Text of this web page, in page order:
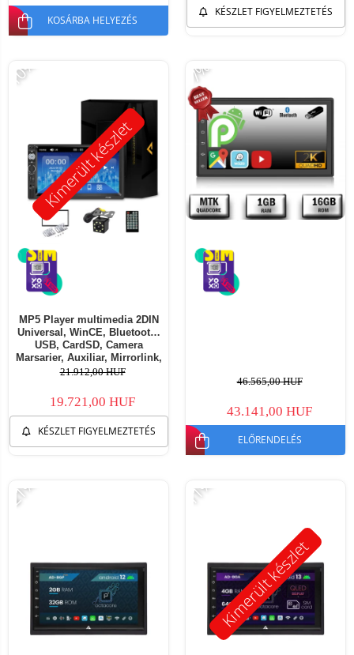
KOSÁRBA HELYEZÉS
KÉSZLET FIGYELMEZTETÉS
Kimerült készlet
-10%
MP5 Player multimedia 2DIN
Universal, WinCE, Bluetooth,
USB, CardSD, Camera
Marsarier, Auxiliar, Mirrorlink,
Touchscreen, - AD-BGP7010b
21.912,00 HUF
19.721,00 HUF
KÉSZLET FIGYELMEZTETÉS
-7%
46.565,00 HUF
43.141,00 HUF
ELŐRENDELÉS
-21%
Kimerült készlet
-11%